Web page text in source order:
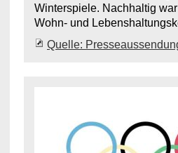
Winterspiele. Nachhaltig
Wohn- und
Quelle: